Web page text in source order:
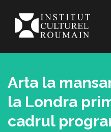
Arta la
la Londra
cadrul